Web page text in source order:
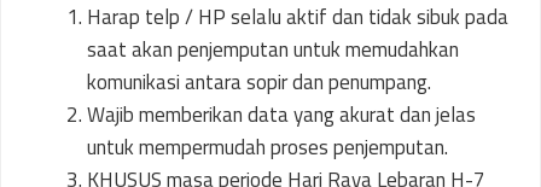
Harap telp / HP selalu aktif dan tidak sibuk pada
saat akan penjemputan untuk memudahkan
komunikasi antara sopir dan penumpang.
Wajib memberikan data yang akurat dan jelas
untuk mempermudah proses penjemputan.
KHUSUS masa periode Hari Raya Lebaran H-7